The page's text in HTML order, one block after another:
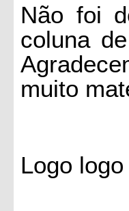
Não foi
coluna
muito
Logo